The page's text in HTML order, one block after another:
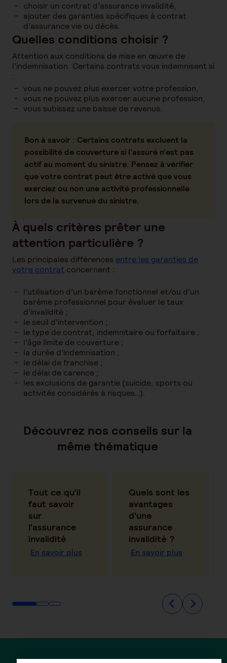
choisir un contrat d’assurance invalidité,
ajouter des garanties spécifiques à contrat
d’assurance vie ou décès.
Quelles conditions choisir ?
Attention aux conditions de mise en œuvre de
l’indemnisation. Certains contrats vous indemnisent si
:
vous ne pouvez plus exercer votre profession,
vous ne pouvez plus exercer aucune profession,
vous subissez une baisse de revenus.
Bon à savoir : Certains contrats excluent la
possibilité de couverture si l’assuré n’est pas
actif au moment du sinistre. Pensez à vérifier
que votre contrat peut être activé que vous
exerciez ou non une activité professionnelle
lors de la survenue du sinistre.
À quels critères prêter une
attention particulière ?
Les principales différences entre les garanties de
votre contrat concernent :
l’utilisation d’un barème fonctionnel et/ou d’un
barème professionnel pour évaluer le taux
d’invalidité ;
le seuil d’intervention ;
le type de contrat, indemnitaire ou forfaitaire ;
l’âge limite de couverture ;
la durée d’indemnisation ;
le délai de franchise ;
le délai de carence ;
les exclusions de garantie (suicide, sports ou
activités considérés à risques…).
Découvrez nos conseils sur la
même thématique
Tout ce qu'il
faut savoir
sur
l'assurance
invalidité
En savoir plus
Quels sont les
avantages
d'une
assurance
invalidité ?
En savoir plus